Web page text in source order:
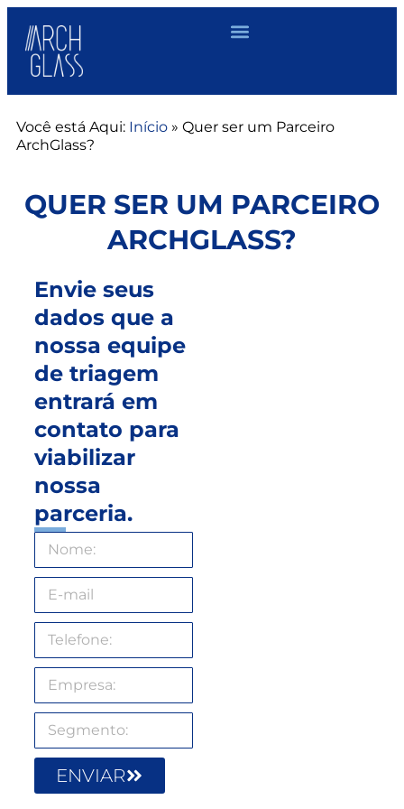
Você está Aqui: Início » Quer ser um Parceiro
ArchGlass?
QUER SER UM PARCEIRO
ARCHGLASS?
Envie seus
dados que a
nossa equipe
de triagem
entrará em
contato para
viabilizar
nossa
parceria.
ENVIAR